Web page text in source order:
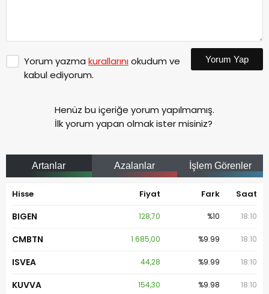
Yorum yazma kurallarınıokudum ve
kabul ediyorum.
Yorum Yap
Henüz bu içeriğe yorum yapılmamış.
İlk yorum yapan olmak ister misiniz?
Artanlar Azalanlar İşlem Görenler
Hisse Fiyat Fark Saat
BIGEN 128,70 %10 18:10
CMBTN 1.685,00 %9.99 18:10
ISVEA 44,28 %9.99 18:10
KUVVA 154,30 %9.98 18:10